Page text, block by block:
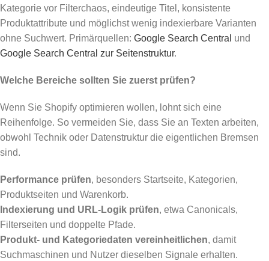
Kategorie vor Filterchaos, eindeutige Titel, konsistente
Produktattribute und möglichst wenig indexierbare Varianten
ohne Suchwert. Primärquellen: Google Search Central und
Google Search Central zur Seitenstruktur.
Welche Bereiche sollten Sie zuerst prüfen?
Wenn Sie Shopify optimieren wollen, lohnt sich eine
Reihenfolge. So vermeiden Sie, dass Sie an Texten arbeiten,
obwohl Technik oder Datenstruktur die eigentlichen Bremsen
sind.
Performance prüfen, besonders Startseite, Kategorien,
Produktseiten und Warenkorb.
Indexierung und URL-Logik prüfen, etwa Canonicals,
Filterseiten und doppelte Pfade.
Produkt- und Kategoriedaten vereinheitlichen, damit
Suchmaschinen und Nutzer dieselben Signale erhalten.